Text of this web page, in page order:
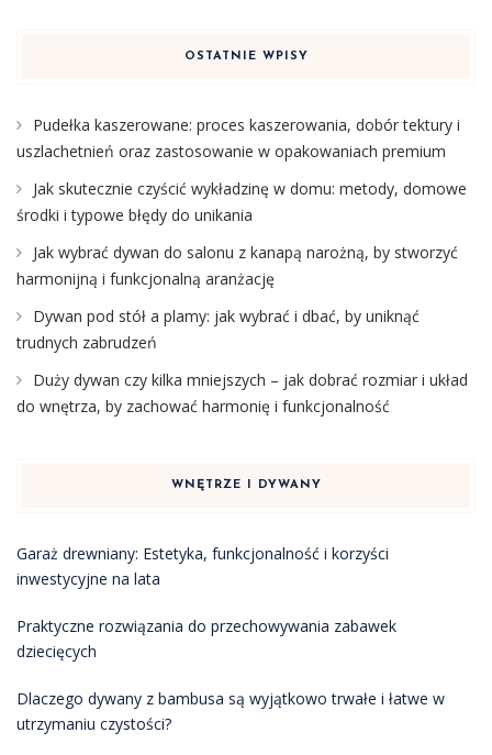
OSTATNIE WPISY
Pudełka kaszerowane: proces kaszerowania, dobór tektury i
uszlachetnień oraz zastosowanie w opakowaniach premium
Jak skutecznie czyścić wykładzinę w domu: metody, domowe
środki i typowe błędy do unikania
Jak wybrać dywan do salonu z kanapą narożną, by stworzyć
harmonijną i funkcjonalną aranżację
Dywan pod stół a plamy: jak wybrać i dbać, by uniknąć
trudnych zabrudzeń
Duży dywan czy kilka mniejszych – jak dobrać rozmiar i układ
do wnętrza, by zachować harmonię i funkcjonalność
WNĘTRZE I DYWANY
Garaż drewniany: Estetyka, funkcjonalność i korzyści
inwestycyjne na lata
Praktyczne rozwiązania do przechowywania zabawek
dziecięcych
Dlaczego dywany z bambusa są wyjątkowo trwałe i łatwe w
utrzymaniu czystości?